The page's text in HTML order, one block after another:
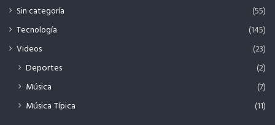
Sin categoría
(55)
Tecnología
(145)
Videos
(23)
Deportes
(2)
Música
(7)
Música Típica
(11)